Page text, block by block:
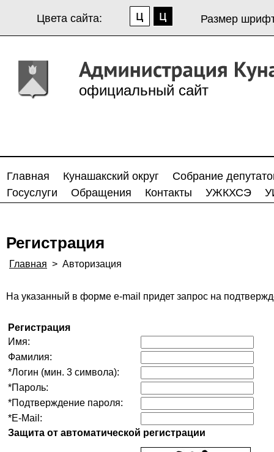
Цвета сайта: Размер
официальный сайт
Главная Кунашакский округ
Собрание
Госуслуги
Обращения Контакты УЖКХСЭ
Регистрация
Главная > Авторизация
На указанный в форме e-mail придет запрос на
Регистрация
Имя:
Фамилия:
*Логин (мин. 3 символа):
*Пароль:
*Подтверждение пароля:
*E-Mail:
Защита от автоматической регистрации